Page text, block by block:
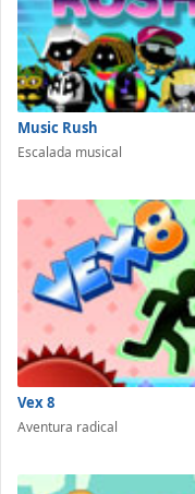
Music Rush
Escalada musical
Vex 8
Aventura radical